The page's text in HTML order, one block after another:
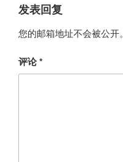
发表回复
您的邮箱地址不会被公开。
评论*